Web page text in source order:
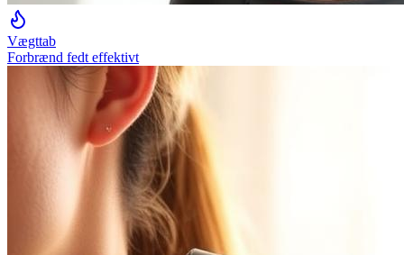
Vægttab
Forbrænd fedt effektivt